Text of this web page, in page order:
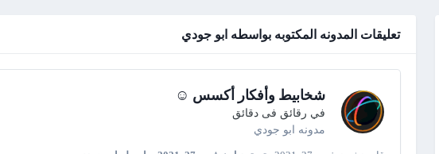
تعليقات المدونه المكتوبه بواسطه ابو جودي
شخابيط وأفكار أكسس ☺
في رقائق فى دقائق
مدونه
ابو جودي